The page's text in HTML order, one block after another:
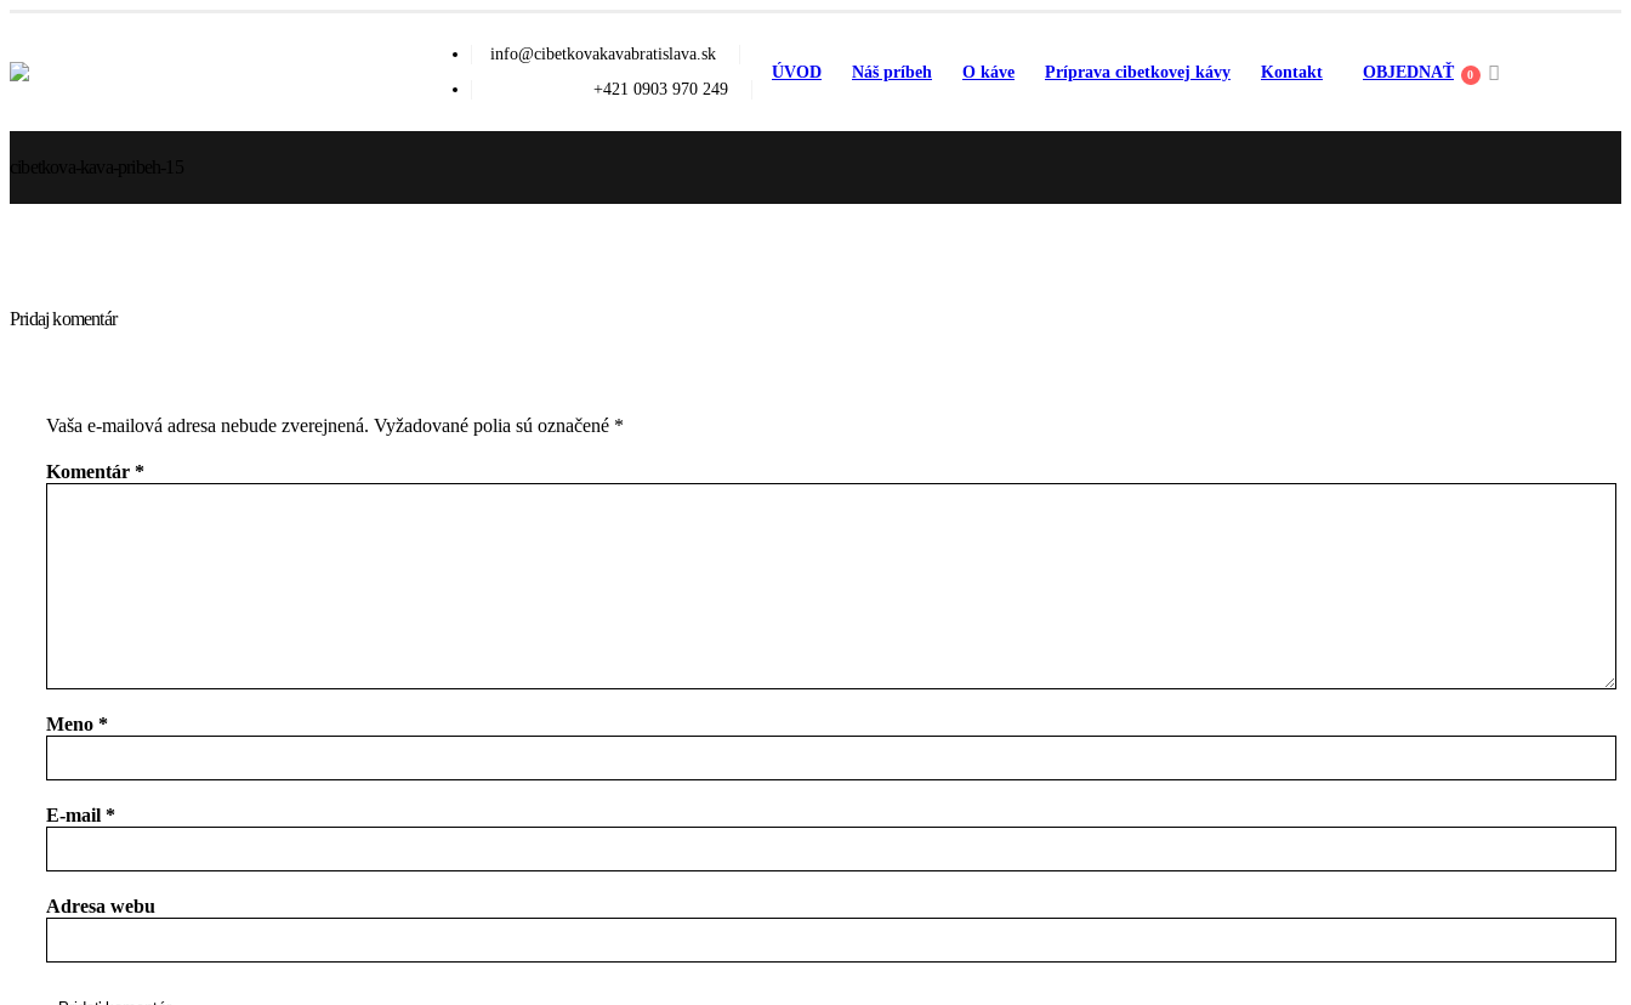
info@cibetkovakavabratislava.sk
+421 0903 970 249
ÚVOD Náš príbeh O káve Príprava cibetkovej kávy Kontakt OBJEDNAŤ 0
Pridaj komentár
Vaša e-mailová adresa nebude zverejnená. Vyžadované polia sú označené *
Komentár *
Meno *
E-mail *
Adresa webu